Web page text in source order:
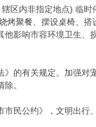
区内非指定地点) 临
聚餐、摆设桌椅、搭
影响市容环境卫生、
的有关规定。加强对
。
民公约》，文明出行